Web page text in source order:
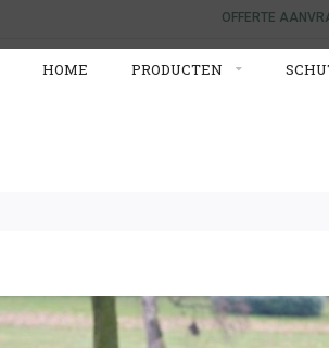
OFFERTE
HOME PRODUCTEN